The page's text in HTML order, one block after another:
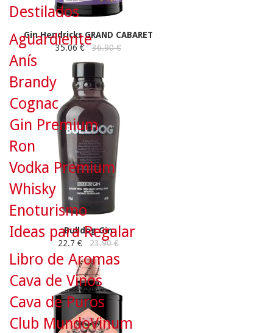
Gin Hendricks GRAND CABARET
35.06 €
36.90 €
Bulldog Gin
22.7 €
23.90 €
Destilados
Aguardiente
Anís
Brandy
Cognac
Gin Premium
Ron
Vodka Premium
Whisky
Enoturismo
Ideas para Regalar
Libro de Aromas
Cava de Vinos
Cava de Puros
Club MundoVinum